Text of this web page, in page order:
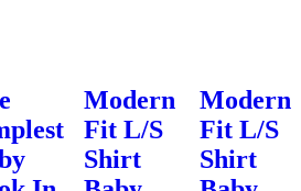
Modern
Fit L/S
Shirt
Modern
Fit L/S
Shirt